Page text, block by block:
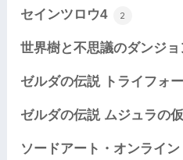
セインツロウ4 2
世界樹と不思議のダンジョ
ゼルダの伝説 トライフォ
ゼルダの伝説 ムジュラの
ソードアート・オンライ